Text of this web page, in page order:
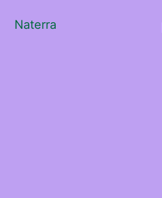
Naterra